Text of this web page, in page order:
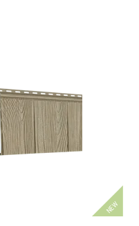
NEW